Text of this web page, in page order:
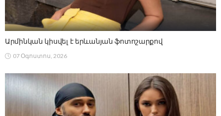
Արմինկան կիսվել է երևանյան ֆոտոշարքով
07 Օգոստոս, 2026